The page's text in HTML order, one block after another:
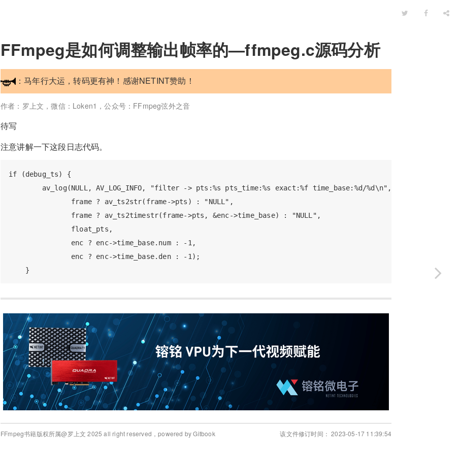
FFmpeg是如何调整输出帧率的—ffmpeg.c源码分析
：马年行大运，转码更有神！感谢NETINT赞助！
作者：罗上文，微信：Loken1，公众号：FFmpeg弦外之音
待写
注意讲解一下这段日志代码。
if (debug_ts) {
        av_log(NULL, AV_LOG_INFO, "filter -> pts:%s pts_time:%s exact:%f time_base:%d/%d\n",
               frame ? av_ts2str(frame->pts) : "NULL",
               frame ? av_ts2timestr(frame->pts, &enc->time_base) : "NULL",
               float_pts,
               enc ? enc->time_base.num : -1,
               enc ? enc->time_base.den : -1);
FFmpeg书籍版权所属@罗上文 2025 all right reserved，powered by Gitbook 该文件修订时间： 2023-05-17 11:39:54